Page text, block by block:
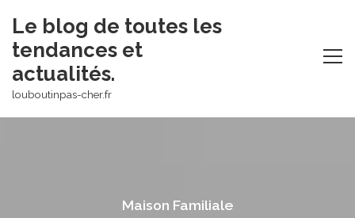
content
Le blog de toutes les
tendances et
actualités.
louboutinpas-cher.fr
Maison Familiale